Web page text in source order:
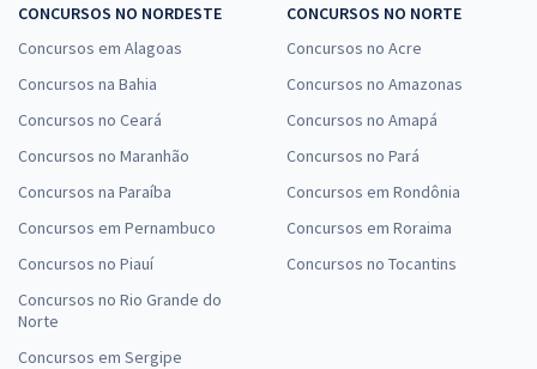
R$ 239,92
à vista
R$19,99
Economize R$ 59,98 (-20%)
Comprar
TCE MA - Tribunal de Contas do Estado do Maranhão -
Conhecimentos Específicos para o Cargo 12: Auditor Estadual de
CONCURSOS NO NORDESTE
Concursos em Alagoas
Concursos na Bahia
Concursos no Ceará
Concursos no Maranhão
Concursos na Paraíba
Concursos em Pernambuco
Concursos no Piauí
Concursos no Rio Grande do
Norte
Concursos em Sergipe
CONCURSOS NO NORTE
Concursos no Acre
Concursos no Amazonas
Concursos no Amapá
Concursos no Pará
Concursos em Rondônia
Concursos em Roraima
Concursos no Tocantins